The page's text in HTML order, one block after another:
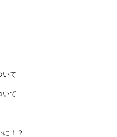
んかいた後、服に白い塩が浮き出て
ないでしょうか？特に、女性よりも
ら目を守るために！サング
の効果について！
いて
いて
に！？